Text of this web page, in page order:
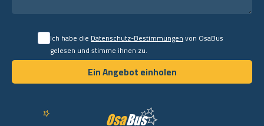
Ich habe dieDatenschutz-Bestimmungenvon OsaBus
gelesen und stimme ihnen zu.
Ein Angebot einholen
Ein Angebot einholen